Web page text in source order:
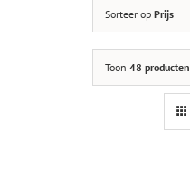
Sorteer op Prijs
Toon 48 producten